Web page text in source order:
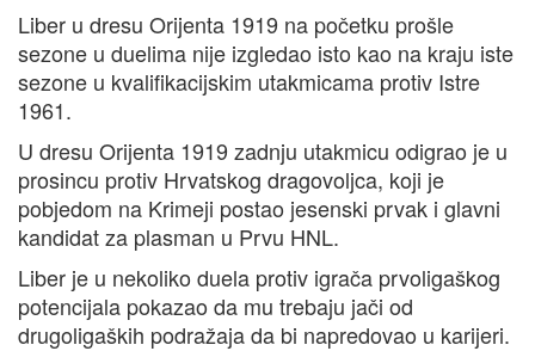
Liber u dresu Orijenta 1919 na početku prošle
sezone u duelima nije izgledao isto kao na kraju iste
sezone u kvalifikacijskim utakmicama protiv Istre
1961.
U dresu Orijenta 1919 zadnju utakmicu odigrao je u
prosincu protiv Hrvatskog dragovoljca, koji je
pobjedom na Krimeji postao jesenski prvak i glavni
kandidat za plasman u Prvu HNL.
Liber je u nekoliko duela protiv igrača prvoligaškog
potencijala pokazao da mu trebaju jači od
drugoligaških podražaja da bi napredovao u karijeri.